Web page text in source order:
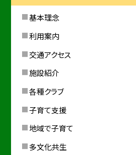
基本理念
利用案内
交通アクセス
施設紹介
各種クラブ
子育て支援
地域で子育て
多文化共生